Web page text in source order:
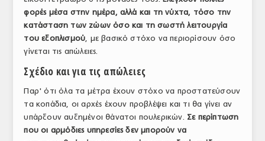
φορές μέσα στην ημέρα, αλλά και τη νύχτα, τόσο την
κατάσταση των ζώων όσο και τη σωστή λειτουργία
του εξοπλισμού, με βασικό στόχο να περιορίσουν όσο
γίνεται τις απώλειες.
Σχέδιο και για τις απώλειες
Παρ' ότι όλα τα μέτρα έχουν στόχο να προστατεύσουν
τα κοπάδια, οι αρχές έχουν προβλέψει και τι θα γίνει αν
υπάρξουν αυξημένοι θάνατοι πουλερικών. Σε περίπτωση
που οι αρμόδιες υπηρεσίες δεν μπορούν να